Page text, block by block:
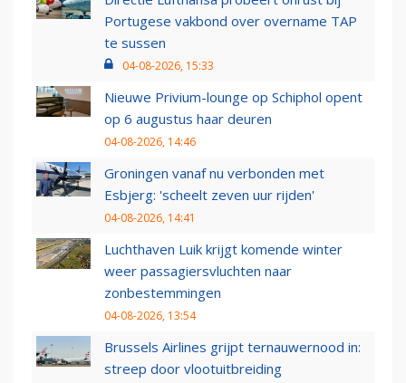
Portugese vakbond over overname TAP
te sussen
04-08-2026, 15:33
Nieuwe Privium-lounge op Schiphol opent
op 6 augustus haar deuren
04-08-2026, 14:46
Groningen vanaf nu verbonden met
Esbjerg: 'scheelt zeven uur rijden'
04-08-2026, 14:41
Luchthaven Luik krijgt komende winter
weer passagiersvluchten naar
zonbestemmingen
04-08-2026, 13:54
Brussels Airlines grijpt ternauwernood in:
streep door vlootuitbreiding